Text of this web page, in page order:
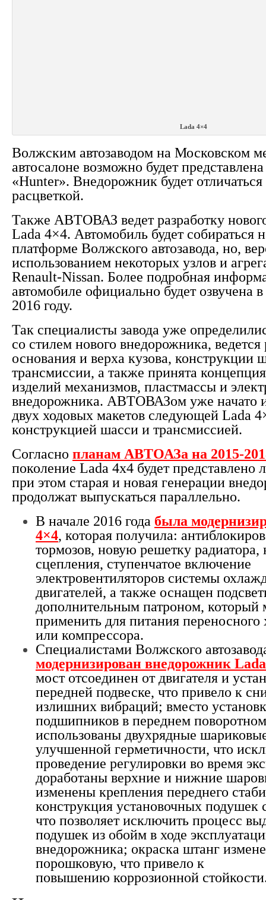
Lada 4×4
Волжским автозаводом на Московском
автосалоне возможно будет
«Hunter». Внедорожник будет
расцветкой.
Также АВТОВАЗ ведет разработку
Lada 4×4. Автомобиль будет собираться
платформе Волжского автозавода, но,
использованием некоторых узлов и
Renault-Nissan. Более подробная
автомобиле официально будет озвучена
2016 году.
Так специалисты завода уже
со стилем нового внедорожника, ведется
основания и верха кузова, конструкции
трансмиссии, а также принята
изделий механизмов, пластмассы и
внедорожника. АВТОВАЗом уже начато
двух ходовых макетов следующей Lada
конструкцией шасси и трансмиссией.
Согласно планам АВТОАЗа на 2015-
поколение Lada 4х4 будет представлено
при этом старая и новая генерации
продолжат выпускаться параллельно.
В начале 2016 года была
4×4, которая получила:
тормозов, новую решетку
сцепления, ступенчатое включение
электровентиляторов системы
двигателей, а также оснащен
дополнительным патроном, который
применить для питания переносного
или компрессора.
Специалистами Волжского
модернизирован внедорожник
мост отсоединен от двигателя и
передней подвеске, что привело к
излишних вибраций; вместо
подшипников в переднем
использованы двухрядные
улучшенной герметичности, что
проведение регулировки во время
доработаны верхние и нижние
изменены крепления переднего
конструкция установочных подушек
что позволяет исключить процесс
подушек из обойм в ходе
внедорожника; окраска штанг
порошковую, что привело к
повышению коррозионной